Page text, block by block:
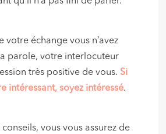
votre échange vous n’avez
parole, votre interlocuteur
très positive de vous. Si
intéressant, soyez intéressé.
vous vous assurez de